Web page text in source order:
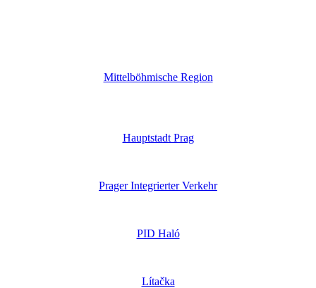
Mittelböhmische Region
Hauptstadt Prag
Prager Integrierter Verkehr
PID Haló
Lítačka